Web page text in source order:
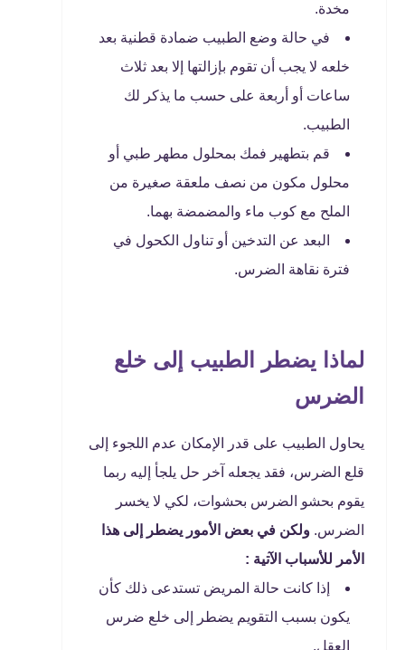
مخدة.
في حالة وضع الطبيب ضمادة قطنية بعد
خلعه لا يجب أن تقوم بإزالتها إلا بعد ثلاث
ساعات أو أربعة على حسب ما يذكر لك
الطبيب.
قم بتطهير فمك بمحلول مطهر طبي أو
محلول مكون من نصف ملعقة صغيرة من
الملح مع كوب ماء والمضمضة بهما.
البعد عن التدخين أو تناول الكحول في
فترة نقاهة الضرس.
لماذا يضطر الطبيب إلى خلع
الضرس
يحاول الطبيب على قدر الإمكان عدم اللجوء إلى
قلع الضرس، فقد يجعله آخر حل يلجأ إليه ربما
يقوم بحشو الضرس بحشوات، لكي لا يخسر
الضرس. ولكن في بعض الأمور يضطر إلى هذا
الأمر للأسباب الآتية :
إذا كانت حالة المريض تستدعى ذلك كأن
يكون بسبب التقويم يضطر إلى خلع ضرس
العقل.